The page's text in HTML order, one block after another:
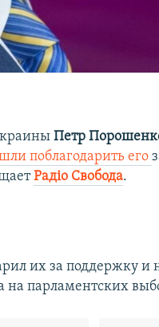
Петр
поблагодарить его
Радіо Свобода.
их за поддержку и
на парламентских